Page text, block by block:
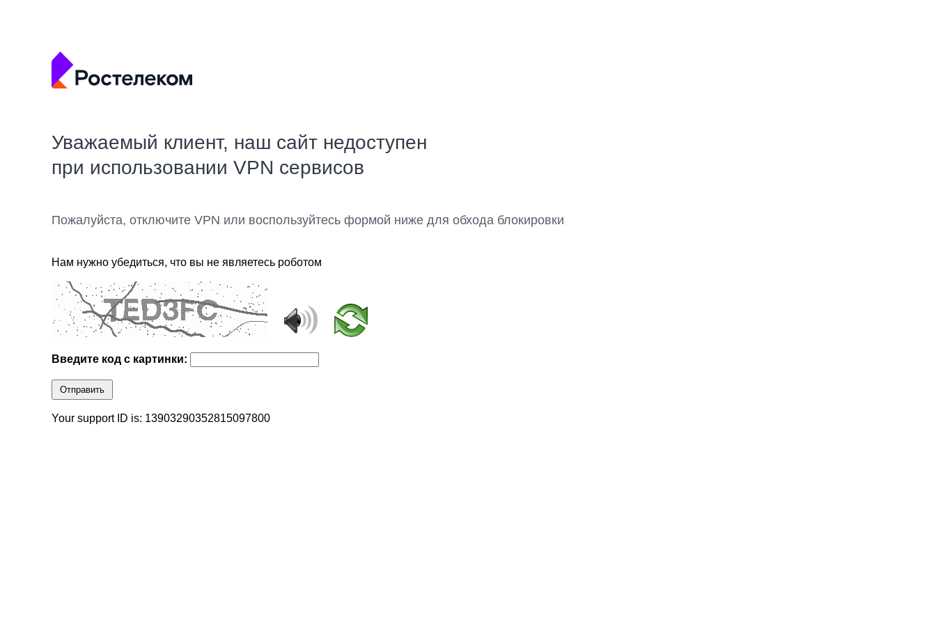
Уважаемый клиент, наш сайт недоступен
при использовании VPN сервисов
Пожалуйста, отключите VPN или воспользуйтесь формой ниже для обхода блокировки
Нам нужно убедиться, что вы не являетесь роботом
Введите код с картинки:
Отправить
Your support ID is: 13903290352815097800